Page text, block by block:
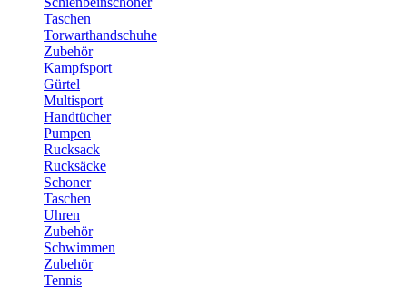
Taschen
Torwarthandschuhe
Zubehör
Kampfsport
Gürtel
Multisport
Handtücher
Pumpen
Rucksack
Rucksäcke
Schoner
Taschen
Uhren
Zubehör
Schwimmen
Zubehör
Tennis